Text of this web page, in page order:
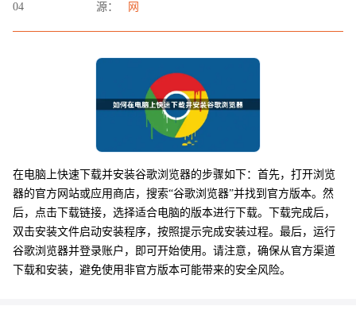
04
源：
网
在电脑上快速下载并安装谷歌浏览器的步骤如下：首先，打开浏览
器的官方网站或应用商店，搜索“谷歌浏览器”并找到官方版本。然
后，点击下载链接，选择适合电脑的版本进行下载。下载完成后，
双击安装文件启动安装程序，按照提示完成安装过程。最后，运行
谷歌浏览器并登录账户，即可开始使用。请注意，确保从官方渠道
下载和安装，避免使用非官方版本可能带来的安全风险。